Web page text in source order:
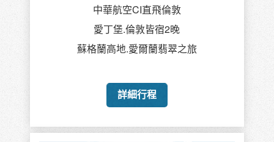
中華航空CI直飛倫敦
愛丁堡.倫敦皆宿2晚
蘇格蘭高地.愛爾蘭翡翠之旅
詳細行程